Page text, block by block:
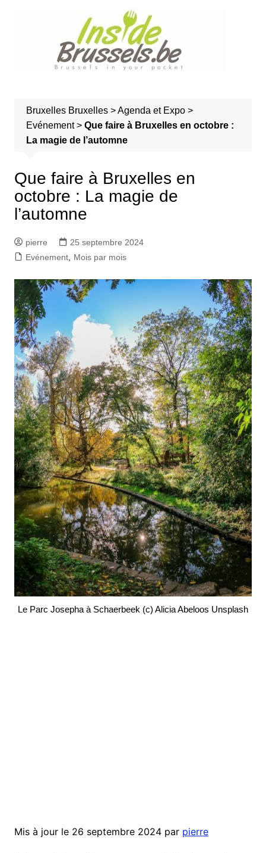
Bruxelles Bruxelles>Agenda et Expo>
Evénement> Que faire à Bruxelles en octobre :
La magie de l’automne
Que faire à Bruxelles en
octobre : La magie de
l’automne
pierre
25 septembre 2024
Evénement, Mois par mois
Le Parc Josepha à Schaerbeek (c) Alicia Abeloos Unsplash
Mis à jour le 26 septembre 2024 par pierre